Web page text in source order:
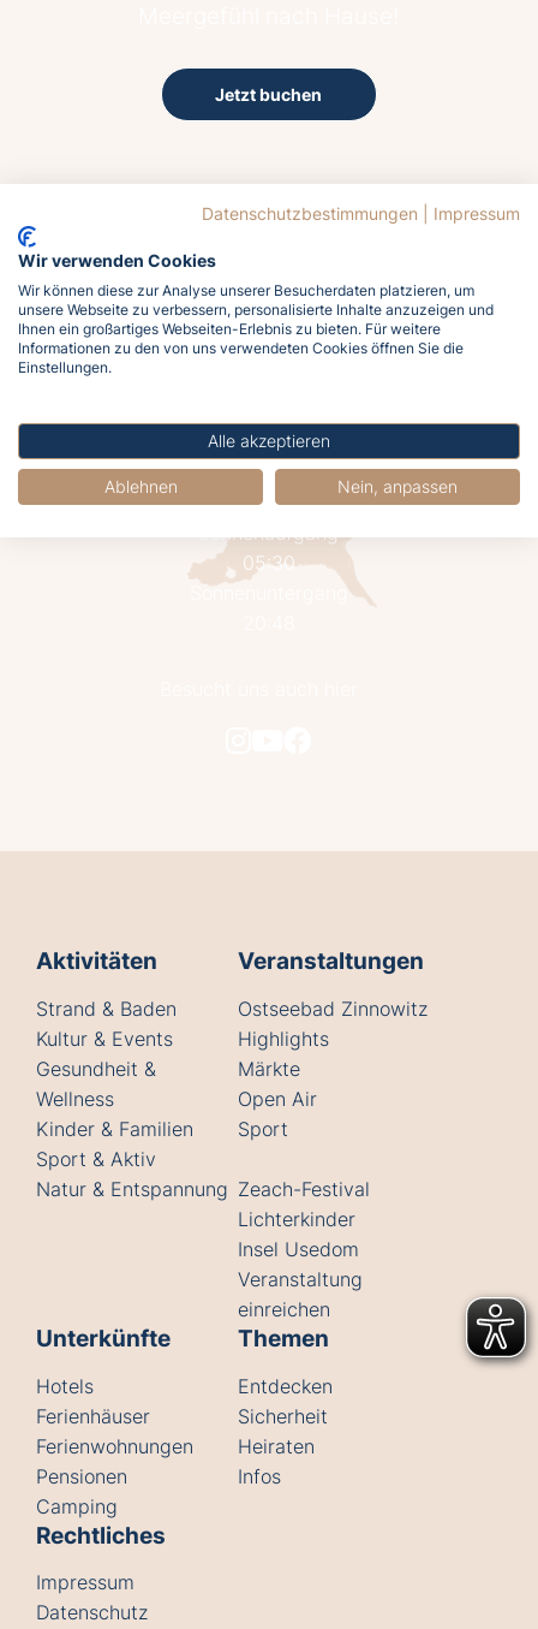
Jetzt buchen
28.4°C
Klarer Himmel
Wind
41%
Luftdruck
1015 hPa
Sonnenaufgang
05:30
Sonnenuntergang
Aktivitäten
Strand & Baden
Kultur & Events
Gesundheit &
Wellness
Kinder & Familien
Sport & Aktiv
Natur & Entspannung
Veranstaltungen
Ostseebad Zinnowitz
Highlights
Märkte
Open Air
Sport
Zeach-Festival
Lichterkinder
Insel Usedom
Veranstaltung
einreichen
Unterkünfte
Hotels
Ferienhäuser
Ferienwohnungen
Pensionen
Camping
Themen
Entdecken
Sicherheit
Heiraten
Infos
Rechtliches
Impressum
Datenschutz
Datenschutzbestimmungen Impressum
Wir verwenden Cookies
Wir können diese zur Analyse unserer Besucherdaten platzieren, um
unsere Webseite zu verbessern, personalisierte Inhalte anzuzeigen und
Ihnen ein großartiges Webseiten-Erlebnis zu bieten. Für weitere
Informationen zu den von uns verwendeten Cookies öffnen Sie die
Einstellungen.
Alle akzeptieren
Ablehnen Nein, anpassen